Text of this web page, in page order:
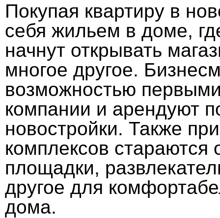
Покупая квартиру в
себя жильем в доме,
начнут открывать
многое другое.
возможностью
компании и арендуют
новостройки. Также
комплексов стараются
площадки,
другое для
дома.